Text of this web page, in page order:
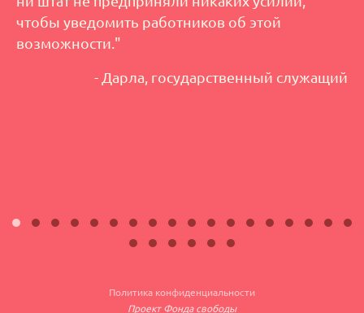
чтобы уведомить работников об этой
возможности."
- Дарла, государственный служащий
Политика конфиденциальности
Проект Фонда свободы